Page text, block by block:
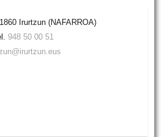
Irurtzun (NAFARROA)
948 50 00 51